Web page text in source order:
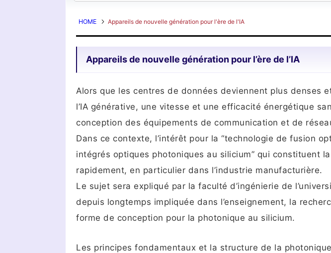
HOME Appareils de nouvelle génération pour l'ère de l'IA
Appareils de nouvelle génération pour l’ère de l’IA
Alors que les centres de données deviennent plus denses
l’IA générative, une vitesse et une efficacité énergétique
conception des équipements de communication et de
Dans ce contexte, l’intérêt pour la “technologie de fusion
intégrés optiques photoniques au silicium” qui constituent
rapidement, en particulier dans l’industrie manufacturière.
Le sujet sera expliqué par la faculté d’ingénierie de
depuis longtemps impliquée dans l’enseignement, la
forme de conception pour la photonique au silicium.
Les principes fondamentaux et la structure de la